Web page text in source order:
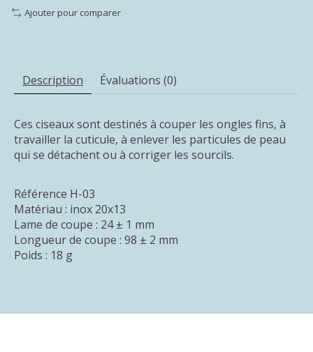
Ajouter pour comparer
Description Évaluations (0)
Ces ciseaux sont destinés à couper les ongles fins, à
travailler la cuticule, à enlever les particules de peau
qui se détachent ou à corriger les sourcils.
Référence H-03
Matériau : inox 20x13
Lame de coupe : 24 ± 1 mm
Longueur de coupe : 98 ± 2 mm
Poids : 18 g